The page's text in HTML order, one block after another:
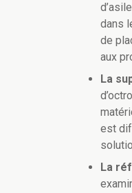
dans
de
aux
La
est
La